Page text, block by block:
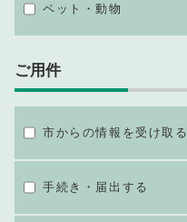
ペット・動物
ご用件
市からの情報を受け取る
手続き・届出する